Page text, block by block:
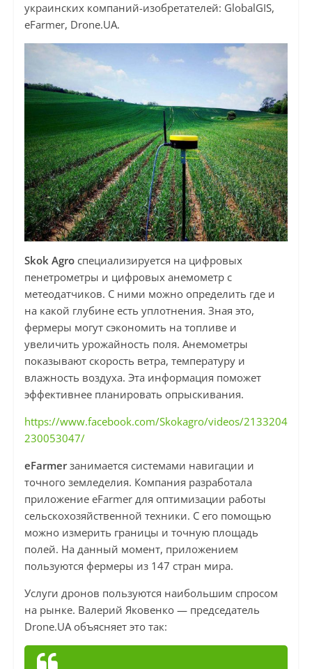
украинских компаний-изобретателей: GlobalGIS,
eFarmer, Drone.UA.
Skok Agroспециализируется на цифровых
пенетрометры и цифровых анемометр с
метеодатчиков. С ними можно определить где и
на какой глубине есть уплотнения. Зная это,
фермеры могут сэкономить на топливе и
увеличить урожайность поля. Анемометры
показывают скорость ветра, температуру и
влажность воздуха. Эта информация поможет
эффективнее планировать опрыскивания.
https://www.facebook.com/Skokagro/videos/2133204
230053047/
eFarmerзанимается системами навигации и
точного земледелия. Компания разработала
приложение eFarmer для оптимизации работы
сельскохозяйственной техники. С его помощью
можно измерить границы и точную площадь
полей. На данный момент, приложением
пользуются фермеры из 147 стран мира.
Услуги дронов пользуются наибольшим спросом
на рынке. Валерий Яковенко — председатель
Drone.UA объясняет это так: